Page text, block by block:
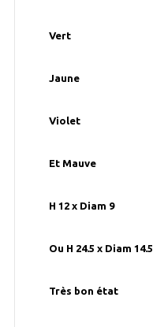
Vert
Jaune
Violet
Et Mauve
H 12 x Diam 9
Ou H 24.5 x Diam 14.5
Très bon état